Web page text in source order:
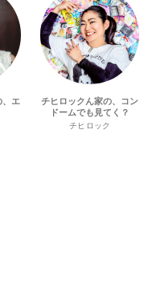
、エ
チヒロックん家の、コン
ドームでも見てく？
チヒロック